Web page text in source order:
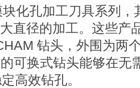
化孔加工刀具系列，
直径的加工。这些产
钻头，外围为两
可换式钻头能够在无
高效钻孔。